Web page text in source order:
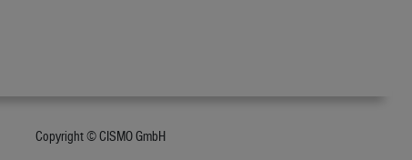
Copyright © CISMO GmbH